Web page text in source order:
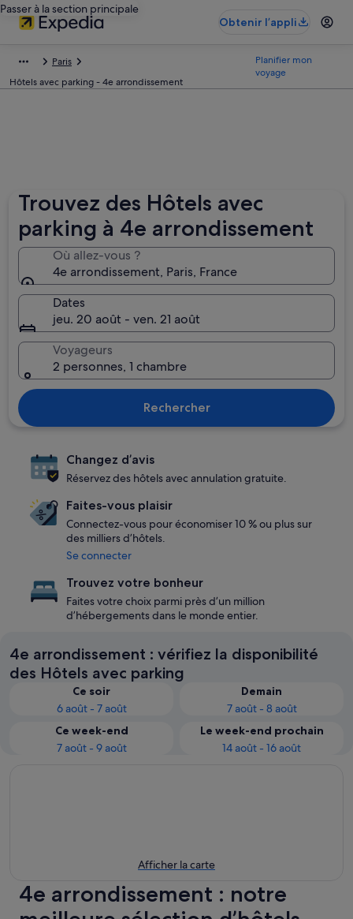
Passer à la section principale
Obtenir l’appli
Paris
Hôtels avec parking - 4e arrondissement
Planifier mon
voyage
Trouvez des Hôtels avec
parking à 4e arrondissement
Où allez-vous ?
4e arrondissement, Paris, France
Dates
jeu. 20 août - ven. 21 août
Voyageurs
2 personnes, 1 chambre
Rechercher
Changez d’avis
Réservez des hôtels avec annulation gratuite.
Faites-vous plaisir
Connectez-vous pour économiser 10 % ou plus sur
des milliers d’hôtels.
Se connecter
Trouvez votre bonheur
Faites votre choix parmi près d’un million
d’hébergements dans le monde entier.
4e arrondissement : vérifiez la disponibilité
des Hôtels avec parking
Ce soir
6 août - 7 août
Demain
7 août - 8 août
Ce week-end
7 août - 9 août
Le week-end prochain
14 août - 16 août
Afficher la carte
4e arrondissement : notre